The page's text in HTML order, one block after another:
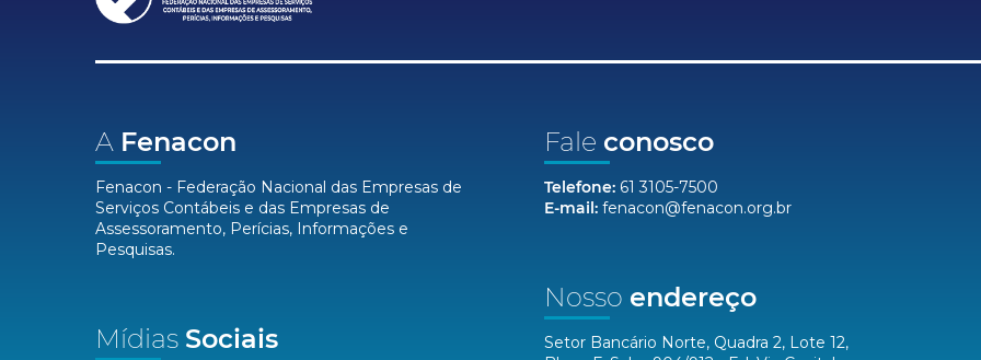
A Fenacon
Fenacon - Federação Nacional das Empresas de
Serviços Contábeis e das Empresas de
Assessoramento, Perícias, Informações e
Pesquisas.
Mídias Sociais
Fale conosco
Telefone: 61 3105-7500
E-mail: fenacon@fenacon.org.br
Nosso endereço
Setor Bancário Norte, Quadra 2, Lote 12,